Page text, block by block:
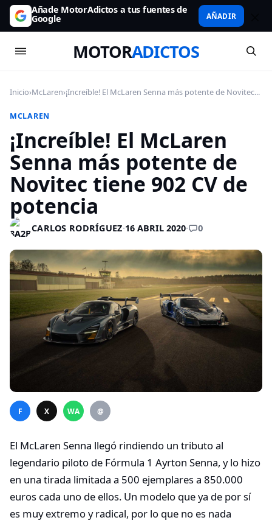
Añade MotorAdictos a tus fuentes de
Google AÑADIR
MOTORADICTOS
Inicio›McLaren›¡Increíble! El McLaren Senna más potente de Novitec...
MCLAREN
¡Increíble! El McLaren
Senna más potente de
Novitec tiene 902 CV de
potencia
CARLOS RODRÍGUEZ·16 ABRIL 2020· 0
F X WA @
El McLaren Senna llegó rindiendo un tributo al
legendario piloto de Fórmula 1 Ayrton Senna, y lo hizo
en una tirada limitada a 500 ejemplares a 850.000
euros cada uno de ellos. Un modelo que ya de por sí
es muy extremo y radical, por lo que no es nada